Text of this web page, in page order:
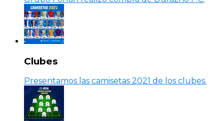
Clubes
Presentamos las camisetas 2021 de los clubes.